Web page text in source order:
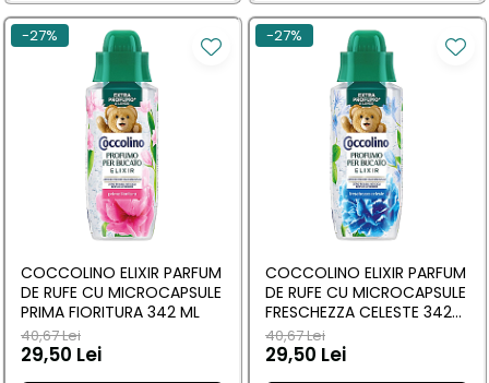
-27%
COCCOLINO ELIXIR PARFUM
DE RUFE CU MICROCAPSULE
PRIMA FIORITURA 342 ML
40,67 Lei
29,50 Lei
-27%
COCCOLINO ELIXIR PARFUM
DE RUFE CU MICROCAPSULE
FRESCHEZZA CELESTE 342
ML
40,67 Lei
29,50 Lei